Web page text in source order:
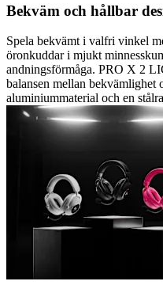
Bekväm och hållbar
Spela bekvämt i valfri vinkel
öronkuddar i mjukt
andningsförmåga. PRO X 2
balansen mellan bekvämlighet
aluminiummaterial och en